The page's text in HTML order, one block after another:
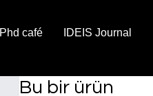
Phd café IDEIS Journal
Bu bir ürün